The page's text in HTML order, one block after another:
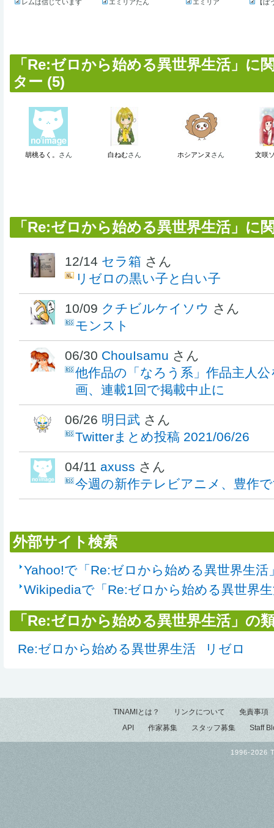
レムは信じています エミリアたん エミリア 【ぼ
「Re:ゼロから始める異世界生活」に
ター (5)
胡桃るく。 さん 白ねむさん ホシアンヌ さん 文咲
「Re:ゼロから始める異世界生活」に
12/14 セラ箱 さん
リゼロの黒い子と白い子
10/09 クチビルケイソウ さん
モンスト
06/30 ChouIsamu さん
他作品の「なろう系」作品主人
画、連載1回で掲載中止に
06/26 明日武 さん
Twitterまとめ投稿 2021/06/26
04/11 axuss さん
今週の新作テレビアニメ、豊作
外部サイト検索
Yahoo!で「Re:ゼロから始める異世界生活
Wikipediaで「Re:ゼロから始める異世界
「Re:ゼロから始める異世界生活」の
Re:ゼロから始める異世界生活 リゼロ
TINAMIとは？ リンクについて
免責事項
API
作家募集 スタッフ募集 Staff
1996-2026